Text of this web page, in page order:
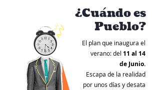
¿Cuándo es
Pueblo?
El plan que inaugura el
verano: del 11 al 14
de Junio.
Escapa de la realidad
por unos días y desata